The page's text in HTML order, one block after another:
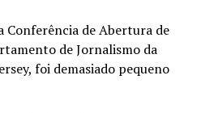
Conferência de Abertura de
de Jornalismo da
foi demasiado pequeno